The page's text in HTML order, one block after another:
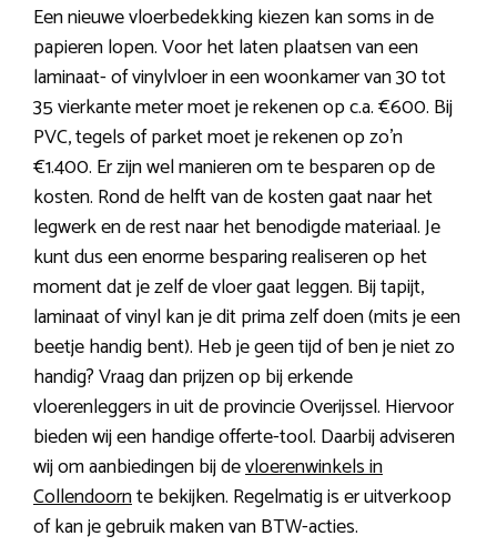
Een nieuwe vloerbedekking kiezen kan soms in de
papieren lopen. Voor het laten plaatsen van een
laminaat- of vinylvloer in een woonkamer van 30 tot
35 vierkante meter moet je rekenen op c.a. €600. Bij
PVC, tegels of parket moet je rekenen op zo’n
€1.400. Er zijn wel manieren om te besparen op de
kosten. Rond de helft van de kosten gaat naar het
legwerk en de rest naar het benodigde materiaal. Je
kunt dus een enorme besparing realiseren op het
moment dat je zelf de vloer gaat leggen. Bij tapijt,
laminaat of vinyl kan je dit prima zelf doen (mits je een
beetje handig bent). Heb je geen tijd of ben je niet zo
handig? Vraag dan prijzen op bij erkende
vloerenleggers in uit de provincie Overijssel. Hiervoor
bieden wij een handige offerte-tool. Daarbij adviseren
wij om aanbiedingen bij devloerenwinkels in
Collendoornte bekijken. Regelmatig is er uitverkoop
of kan je gebruik maken van BTW-acties.